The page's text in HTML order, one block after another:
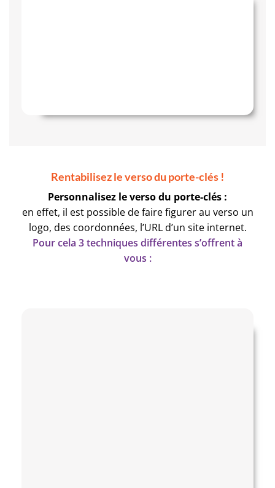
Rentabilisez le verso du porte-clés !
Personnalisez le verso du porte-clés :
en effet, il est possible de faire figurer au verso un
logo, des coordonnées, l’URL d’un site internet.
Pour cela 3 techniques différentes s’offrent à
vous :